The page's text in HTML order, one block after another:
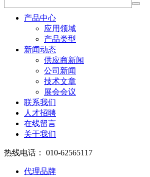
产品中心
应用领域
产品类型
新闻动态
供应商新闻
公司新闻
技术文章
展会会议
联系我们
人才招聘
在线留言
关于我们
热线电话： 010-62565117
代理品牌